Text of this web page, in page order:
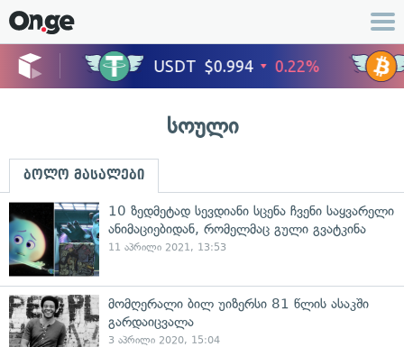
სოული
ბოლო მასალები
10 ზედმეტად სევდიანი სცენა ჩვენი საყვარელი
ანიმაციებიდან, რომელმაც გული გვატკინა
11 აპრილი 2021, 13:53
მომღერალი ბილ უიზერსი 81 წლის ასაკში
გარდაიცვალა
3 აპრილი 2020, 15:04